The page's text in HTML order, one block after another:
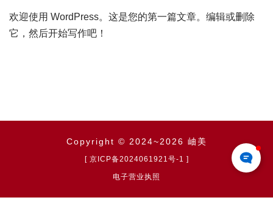
欢迎使用 WordPress。这是您的第一篇文章。编辑或删除
它，然后开始写作吧！
Copyright © 2024~2026 岫美
[ 京ICP备2024061921号-1 ]
电子营业执照